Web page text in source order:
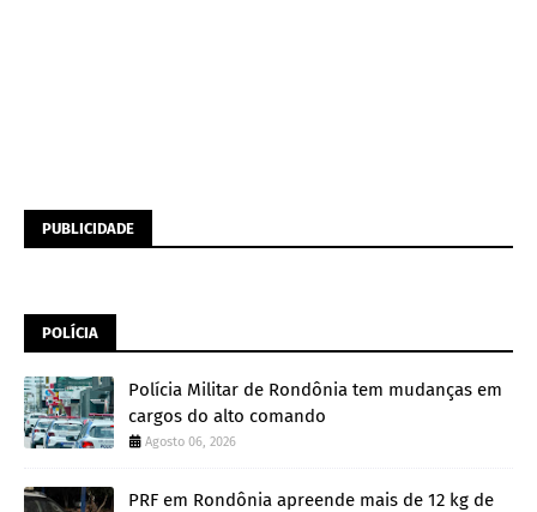
PUBLICIDADE
POLÍCIA
Polícia Militar de Rondônia tem mudanças em
cargos do alto comando
Agosto 06, 2026
PRF em Rondônia apreende mais de 12 kg de